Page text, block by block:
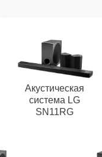
Акустическая
система LG
SN11RG